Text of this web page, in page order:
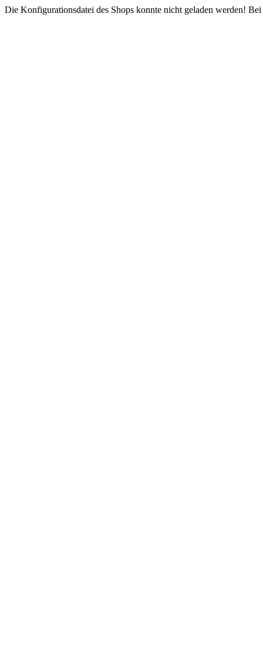
Die Konfigurationsdatei des Shops konnte nicht geladen werden!